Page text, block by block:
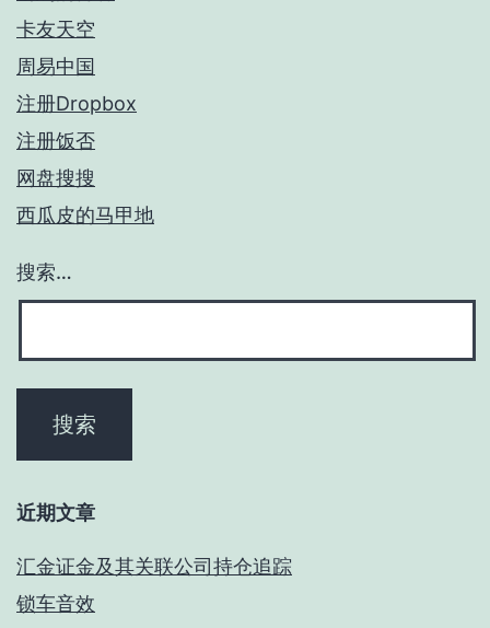
卡友天空
周易中国
注册Dropbox
注册饭否
网盘搜搜
西瓜皮的马甲地
搜索…
近期文章
汇金证金及其关联公司持仓追踪
锁车音效